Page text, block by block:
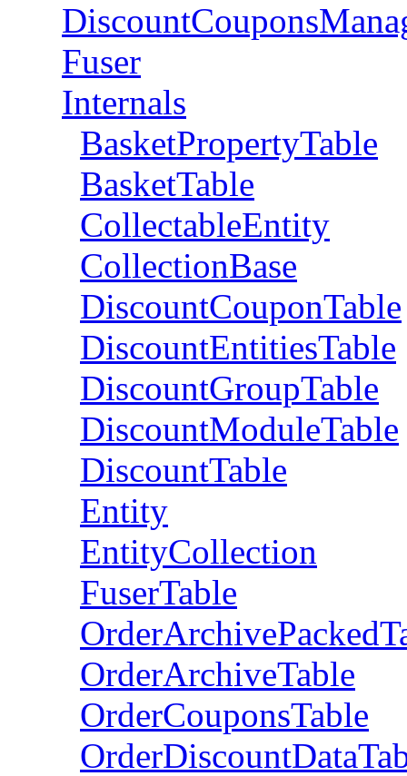
Fuser
Internals
BasketPropertyTable
BasketTable
CollectableEntity
CollectionBase
DiscountCouponTable
DiscountEntitiesTable
DiscountGroupTable
DiscountModuleTable
DiscountTable
Entity
EntityCollection
FuserTable
OrderArchiveTable
OrderCouponsTable